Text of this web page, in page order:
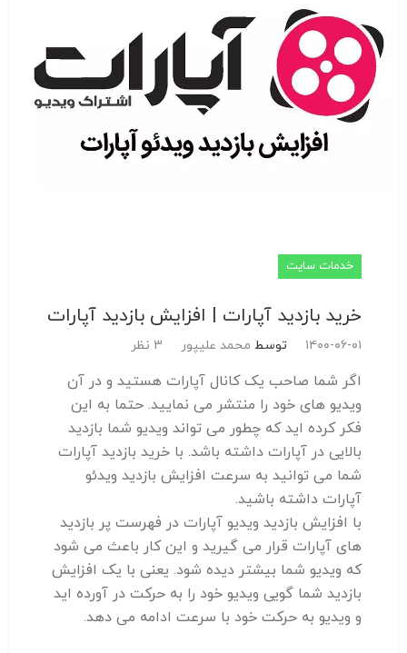
خدمات سایت
خرید بازدید آپارات | افزایش بازدید آپارات
۱۴۰۰-۰۶-۰۱ توسط محمد علیپور 3 نظر
اگر شما صاحب یک کانال آپارات هستید و در آن
ویدیو های خود را منتشر می نمایید. حتما به این
فکر کرده اید که چطور می تواند ویدیو شما بازدید
بالایی در آپارات داشته باشد. با خرید بازدید آپارات
شما می توانید به سرعت افزایش بازدید ویدئو
آپارات داشته باشید.
با افزایش بازدید ویدیو آپارات در فهرست پر بازدید
های آپارات قرار می گیرید و این کار باعث می شود
که ویدیو شما بیشتر دیده شود. یعنی با یک افزایش
بازدید شما گویی ویدیو خود را به حرکت در آورده اید
و ویدیو به حرکت خود با سرعت ادامه می دهد.